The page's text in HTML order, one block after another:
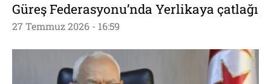
Güreş Federasyonu’nda Yerlikaya çatlağı
27 Temmuz 2026 - 16:59